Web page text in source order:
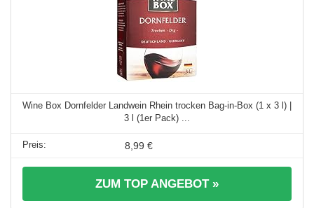
Wine Box Dornfelder Landwein Rhein trocken Bag-in-Box (1 x 3 l) |
3 l (1er Pack) ...
8,99 €
ZUM TOP ANGEBOT »